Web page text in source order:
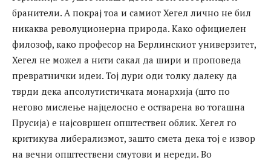
бранители. А покрај тоа и самиот Хегел лично не бил
никаква револуционерна природа. Како официелен
филозоф, како професор на Берлинскиот универзитет,
Хегел не можел а нити сакал да шири и проповеда
превратнички идеи. Тој дури оди толку далеку да
тврди дека апсолутистичката монархија (што по
негово мислење најцелосно е остварена во тогашна
Прусија) е најсовршен општествен облик. Хегел го
критикува либерализмот, зашто смета дека тој е извор
на вечни општествени смутови и нереди. Во